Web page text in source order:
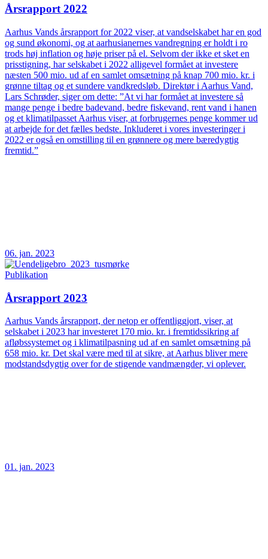
Årsrapport 2022
Aarhus Vands årsrapport for 2022 viser, at vandselskabet har en god
og sund økonomi, og at aarhusianernes vandregning er holdt i ro
trods høj inflation og høje priser på el. Selvom der ikke et sket en
prisstigning, har selskabet i 2022 alligevel formået at investere
næsten 500 mio. ud af en samlet omsætning på knap 700 mio. kr. i
grønne tiltag og et sundere vandkredsløb. Direktør i Aarhus Vand,
Lars Schrøder, siger om dette: ”At vi har formået at investere så
mange penge i bedre badevand, bedre fiskevand, rent vand i hanen
og et klimatilpasset Aarhus viser, at forbrugernes penge kommer ud
at arbejde for det fælles bedste. Inkluderet i vores investeringer i
2022 er også en omstilling til en grønnere og mere bæredygtig
fremtid.”
06. jan. 2023
Publikation
Årsrapport 2023
Aarhus Vands årsrapport, der netop er offentliggjort, viser, at
selskabet i 2023 har investeret 170 mio. kr. i fremtidssikring af
afløbssystemet og i klimatilpasning ud af en samlet omsætning på
658 mio. kr. Det skal være med til at sikre, at Aarhus bliver mere
modstandsdygtig over for de stigende vandmængder, vi oplever.
01. jan. 2023